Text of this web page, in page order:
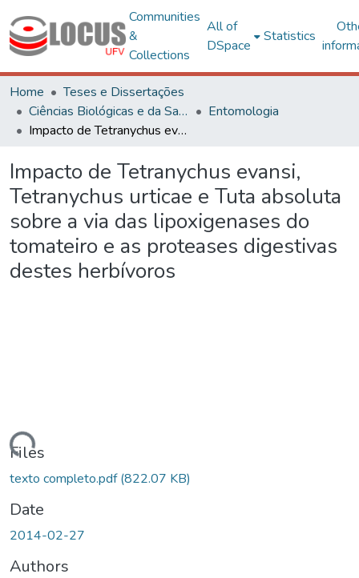
Communities
&
Collections
All of
DSpace
Statistics
Home
Teses e Dissertações
Ciências Biológicas e da Saúde
Entomologia
Impacto de Tetranychus evansi, Tetranychus urticae e Tuta absoluta sobre a via das lipoxigenases do tomateiro e as proteases digestivas destes herbívoros
Impacto de Tetranychus evansi,
Tetranychus urticae e Tuta absoluta
sobre a via das lipoxigenases do
tomateiro e as proteases digestivas
destes herbívoros
Files
texto completo.pdf(822.07 KB)
Date
2014-02-27
Authors